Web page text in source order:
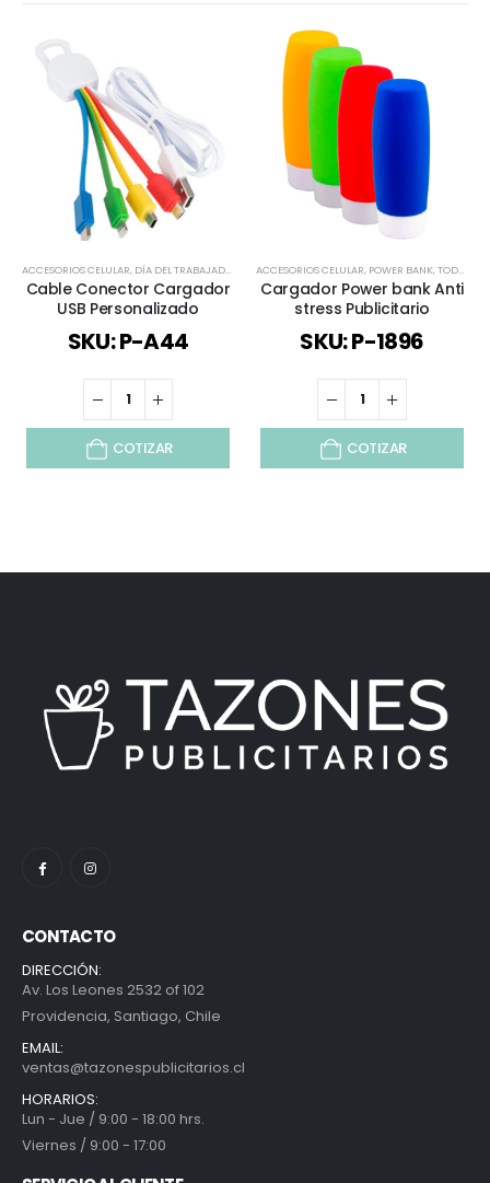
ACCESORIOS CELULAR, DÍA DEL TRABAJADOR ESCRITORIO,ESPECIAL DÍA DEL MINERO,
Cable Conector Cargador
USB Personalizado
SKU: P-A44
COTIZAR
ACCESORIOS CELULAR, POWER BANK,TODOS
Cargador Power bank Anti
stress Publicitario
SKU: P-1896
COTIZAR
CONTACTO
DIRECCIÓN:
Av. Los Leones 2532 of 102
Providencia, Santiago, Chile
EMAIL:
ventas@tazonespublicitarios.cl
HORARIOS:
Lun - Jue / 9:00 - 18:00 hrs.
Viernes / 9:00 - 17:00